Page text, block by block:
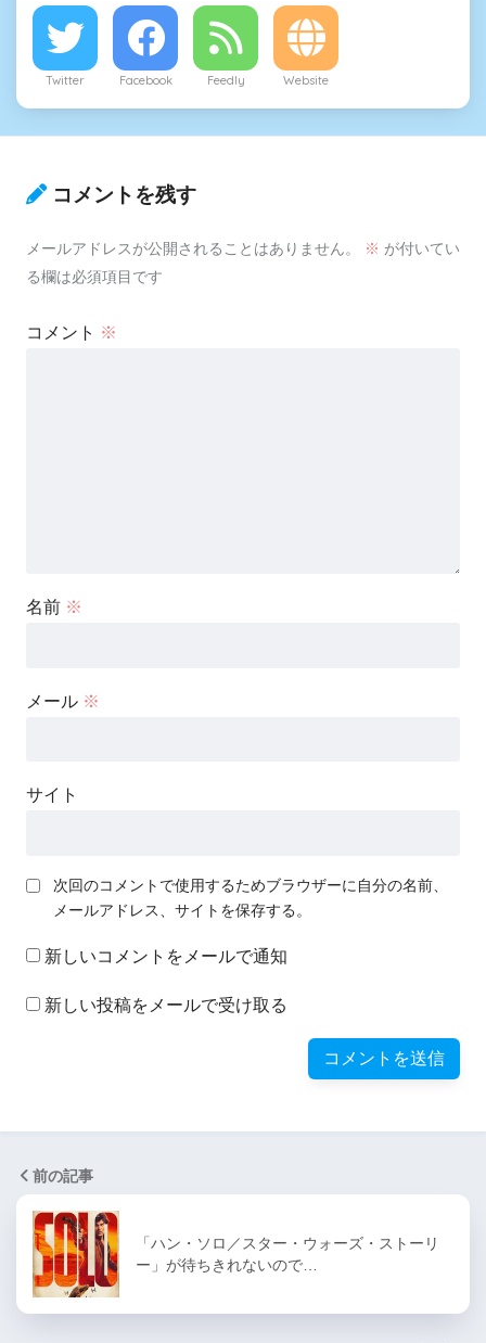
Twitter Facebook Feedly Website
コメントを残す
メールアドレスが公開されることはありません。 ※ が付いてい
る欄は必須項目です
コメント ※
名前 ※
メール ※
サイト
次回のコメントで使用するためブラウザーに自分の名前、
メールアドレス、サイトを保存する。
新しいコメントをメールで通知
新しい投稿をメールで受け取る
前の記事
「ハン・ソロ／スター・ウォーズ・ストーリ
ー」が待ちきれないので…